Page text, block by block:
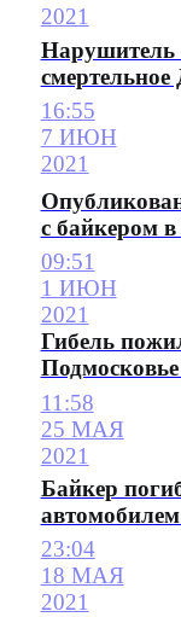
2021
Нарушитель
16:55
7 ИЮН
2021
с байкером
09:51
1 ИЮН
2021
Гибель
11:58
25 МАЯ
2021
Байкер
23:04
18 МАЯ
2021